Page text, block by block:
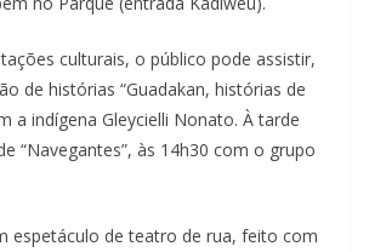
culturais, o público pode assistir,
de histórias “Guadakan, histórias de
a indígena Gleycielli Nonato. À tarde
“Navegantes”, às 14h30 com o grupo
espetáculo de teatro de rua, feito com